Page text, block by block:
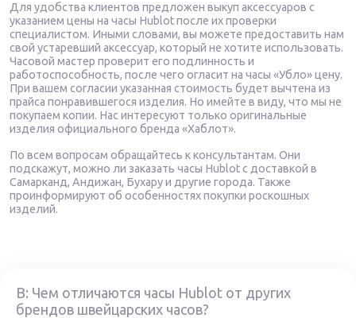
Для удобства клиентов предложен выкуп аксессуаров с
указанием цены на часы Hublot после их проверки
специалистом. Иными словами, вы можете предоставить нам
свой устаревший аксессуар, который не хотите использовать.
Часовой мастер проверит его подлинность и
работоспособность, после чего огласит на часы «Убло» цену.
При вашем согласии указанная стоимость будет вычтена из
прайса понравившегося изделия. Но имейте в виду, что мы не
покупаем копии. Нас интересуют только оригинальные
изделия официального бренда «Хаблот».
По всем вопросам обращайтесь к консультантам. Они
подскажут, можно ли заказать часы Hublot с доставкой в
Самарканд, Андижан, Бухару и другие города. Также
проинформируют об особенностях покупки роскошных
изделий.
В: Чем отличаются часы Hublot от других
брендов швейцарских часов?